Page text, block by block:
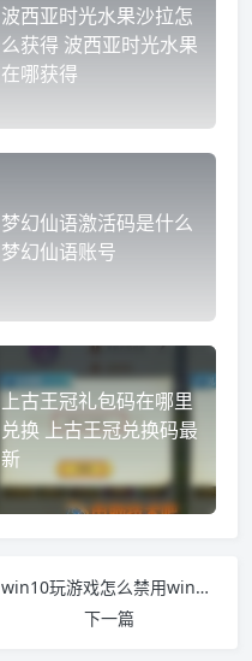
波西亚时光水果沙拉怎
么获得 波西亚时光水果
在哪获得
梦幻仙语激活码是什么
梦幻仙语账号
上古王冠礼包码在哪里
兑换 上古王冠兑换码最
新
win10玩游戏怎么禁用win键 win10如何禁用win键
下一篇